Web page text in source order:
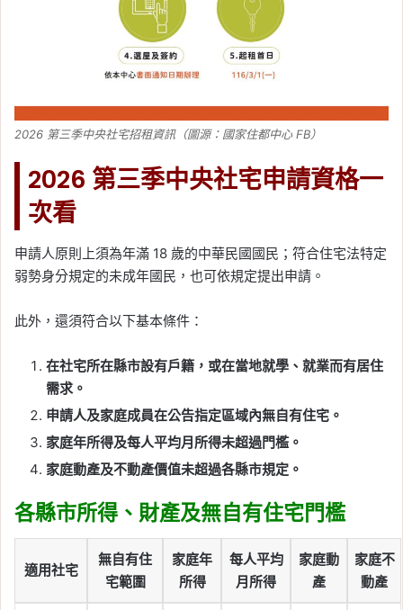
2026 第三季中央社宅招租資訊（圖源：國家住都中心 FB）
2026 第三季中央社宅申請資格一
次看
申請人原則上須為年滿 18 歲的中華民國國民；符合住宅法特定
弱勢身分規定的未成年國民，也可依規定提出申請。
此外，還須符合以下基本條件：
在社宅所在縣市設有戶籍，或在當地就學、就業而有居住
需求。
申請人及家庭成員在公告指定區域內無自有住宅。
家庭年所得及每人平均月所得未超過門檻。
家庭動產及不動產價值未超過各縣市規定。
各縣市所得、財產及無自有住宅門檻
適用社宅
無自有住
宅範圍
家庭年
所得
每人平均
月所得
家庭動
產
家庭不
動產